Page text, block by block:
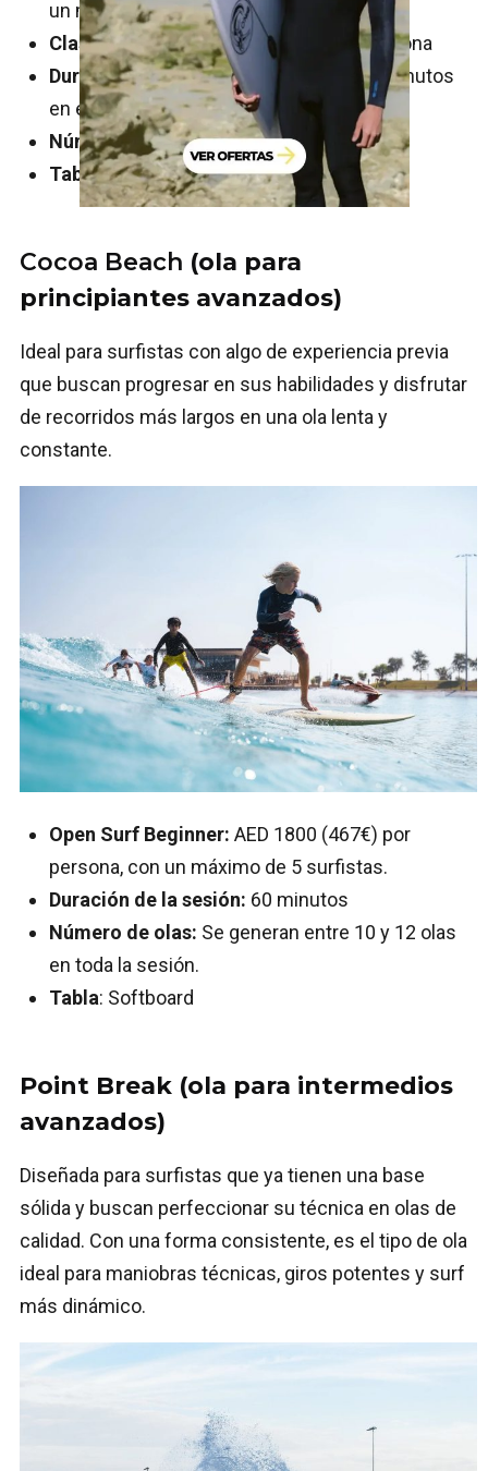
un máximo de 8 participantes por sesión.
Clase privada:AED 2000 (520€) por persona
Duración de la sesión:
60 minutos, 45 minutos
en el agua
Número de olas:12 olas por surfista
Tabla:Softboard
Cocoa Beach (ola para
principiantes avanzados)
Ideal para surfistas con algo de experiencia previa
que buscan progresar en sus habilidades y disfrutar
de recorridos más largos en una ola lenta y
constante.
Open Surf Beginner: AED 1800 (467€) por
persona, con un máximo de 5 surfistas.
Duración de la sesión: 60 minutos
Número de olas: Se generan entre 10 y 12 olas
en toda la sesión.
Tabla: Softboard
Point Break (ola para intermedios
avanzados)
Diseñada para surfistas que ya tienen una base
sólida y buscan perfeccionar su técnica en olas de
calidad. Con una forma consistente, es el tipo de ola
ideal para maniobras técnicas, giros potentes y surf
más dinámico.